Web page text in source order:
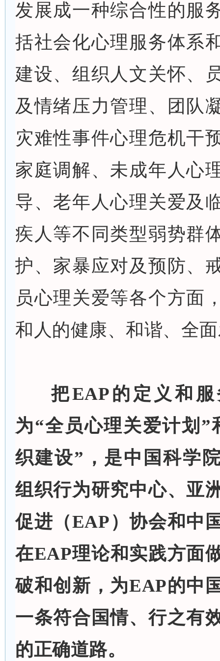
发展成一种综合性的服
括社会化心理服务体系
建设、组织人文关怀、
及情绪压力管理、团队
灾难性事件心理危机干
家庭调解、未成年人心
导、老年人心理关爱及
疾人等不同类型弱势群
护、家暴应对及预防、
员心理关爱等各个方面
和人的健康、和谐、全
把EAP的定义和
为“全员心理关爱计划”
织建设”，是中国科学
组织行为研究中心、亚
促进（EAP）协会和中
在EAP理论和实践方面
破和创新，为EAP的中
一条符合国情、行之有
的正确道路。